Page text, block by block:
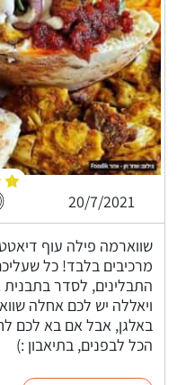
20/7/2021
מרכיבים בלבד! כל
התבלינים, לסדר בתבנית
ויאללה יש לכם אחלה
באלגן, אבל אם בא לכם
הכל לבפנים, בתיאבון :)